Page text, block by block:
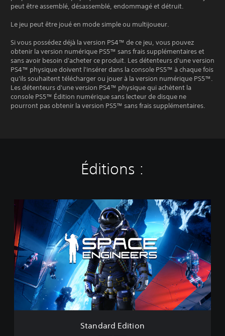
peut être assemblé, désassemblé, endommagé et détruit.
Le jeu peut être joué en mode simple ou multijoueur.
Si vous possédez déjà la version PS4™ de ce jeu, vous pouvez
obtenir la version numérique PS5™ sans frais supplémentaires et
sans avoir besoin d'acheter ce produit. Les détenteurs d'une version
PS4™ physique doivent l'insérer dans la console PS5™ à chaque fois
qu'ils souhaitent télécharger ou jouer à la version numérique PS5™.
Les détenteurs d'une version PS4™ physique qui achètent la
console PS5™ Édition numérique sans lecteur de disque ne
pourront pas obtenir la version PS5™ sans frais supplémentaires.
Éditions :
S
a
n
d
a
r
d
E
t
Standard Edition